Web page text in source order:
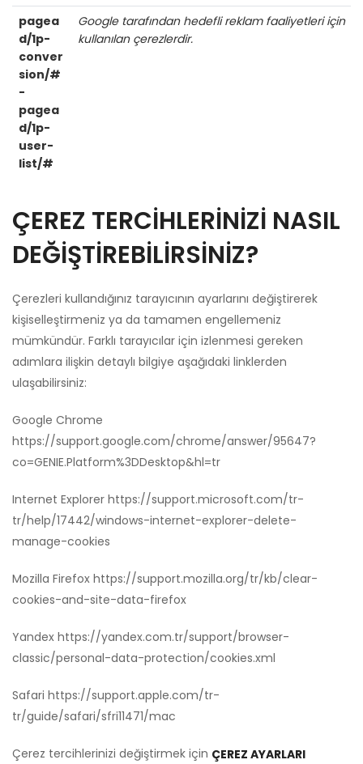
pagea
d/1p-
conver
sion/#
-
pagea
d/1p-
user-
list/#
Google tarafından hedefli reklam faaliyetleri için
kullanılan çerezlerdir.
ÇEREZ TERCİHLERİNİZİ NASIL
DEĞİŞTİREBİLİRSİNİZ?
Çerezleri kullandığınız tarayıcının ayarlarını değiştirerek
kişiselleştirmeniz ya da tamamen engellemeniz
mümkündür. Farklı tarayıcılar için izlenmesi gereken
adımlara ilişkin detaylı bilgiye aşağıdaki linklerden
ulaşabilirsiniz:
Google Chrome
https://support.google.com/chrome/answer/95647?
co=GENIE.Platform%3DDesktop&hl=tr
Internet Explorer https://support.microsoft.com/tr-
tr/help/17442/windows-internet-explorer-delete-
manage-cookies
Mozilla Firefox https://support.mozilla.org/tr/kb/clear-
cookies-and-site-data-firefox
Yandex https://yandex.com.tr/support/browser-
classic/personal-data-protection/cookies.xml
Safari https://support.apple.com/tr-
tr/guide/safari/sfri11471/mac
Çerez tercihlerinizi değiştirmek için ÇEREZ AYARLARI